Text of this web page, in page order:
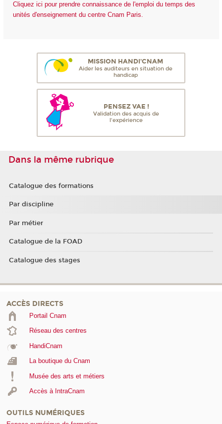
Cliquez ici pour prendre connaissance de l'emploi du temps des
unités d'enseignement du centre Cnam Paris.
MISSION HANDI'CNAM
Aider les auditeurs en situation de
handicap
PENSEZ VAE !
Validation des acquis de
l'expérience
Dans la même rubrique
Catalogue des formations
Par discipline
Par métier
Catalogue de la FOAD
Catalogue des stages
ACCÈS DIRECTS
Portail Cnam
Réseau des centres
HandiCnam
La boutique du Cnam
Musée des arts et métiers
Accès à IntraCnam
OUTILS NUMÉRIQUES